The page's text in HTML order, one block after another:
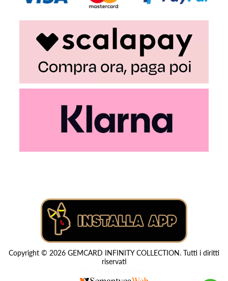
Copyright © 2026 GEMCARD INFINITY COLLECTION. Tutti i diritti
riservati